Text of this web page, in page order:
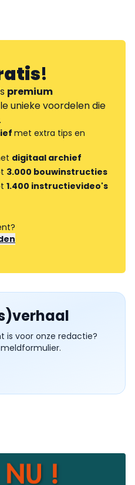
!
premium
unieke voordelen die
met extra tips en
digitaal archief
3.000 bouwinstructies
1.400 instructievideo's
is voor onze redactie?